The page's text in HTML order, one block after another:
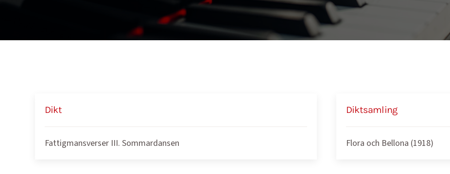
Dikt
Fattigmansverser III. Sommardansen
Diktsamling
Flora och Bellona (1918)